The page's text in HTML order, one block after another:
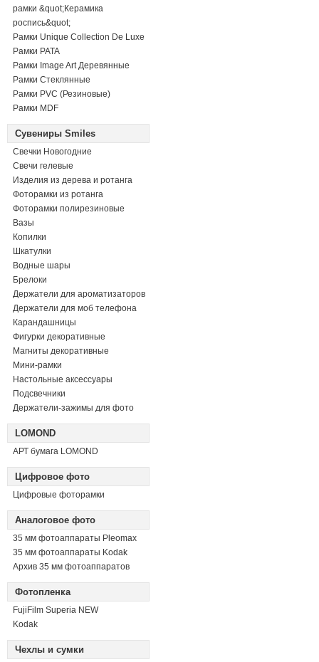
рамки &quot;Керамика
роспись&quot;
Рамки Unique Collection De Luxe
Рамки PATA
Рамки Image Art Деревянные
Рамки Стеклянные
Рамки PVC (Резиновые)
Рамки MDF
Сувениры Smiles
Свечки Новогодние
Свечи гелевые
Изделия из дерева и ротанга
Фоторамки из ротанга
Фоторамки полирезиновые
Вазы
Копилки
Шкатулки
Водные шары
Брелоки
Держатели для ароматизаторов
Держатели для моб телефона
Карандашницы
Фигурки декоративные
Магниты декоративные
Мини-рамки
Настольные аксессуары
Подсвечники
Держатели-зажимы для фото
LOMOND
АРТ бумага LOMOND
Цифровое фото
Цифровые фоторамки
Аналоговое фото
35 мм фотоаппараты Pleomax
35 мм фотоаппараты Kodak
Архив 35 мм фотоаппаратов
Фотопленка
FujiFilm Superia NEW
Kodak
Чехлы и сумки